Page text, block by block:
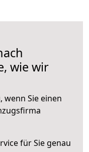
wie wir
, wenn Sie einen
für Sie genau